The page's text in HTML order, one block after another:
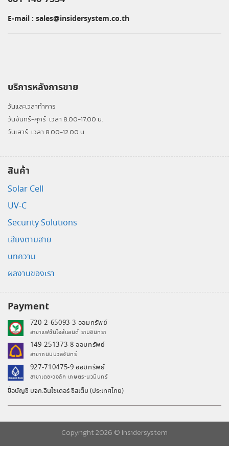
E-mail : sales@insidersystem.co.th
บริการหลังการขาย
วันและเวลาทำการ
วันจันทร์-ศุกร์ เวลา 8.00-17.00 น.
วันเสาร์ เวลา 8.00-12.00 น
สินค้า
Solar Cell
UV-C
Security Solutions
เสียงตามสาย
บทความ
ผลงานของเรา
Payment
720-2-65093-3 ออมทรัพย์
สาขาแฟชั่นไอส์แลนด์ รามอินทรา
149-251373-8 ออมทรัพย์
สาขาถนนนวลจันทร์
927-710475-9 ออมทรัพย์
สาขาเดอะวอล์ค เกษตร-นวมินทร์
ชื่อบัญชี บจก.อินไซเดอร์ ซิสเต็ม (ประเทศไทย)
Copyright 2026 © Insidersystem